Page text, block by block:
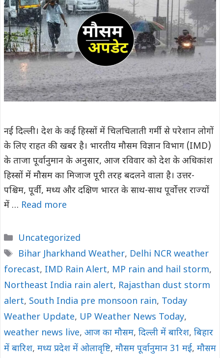
नई दिल्ली। देश के कई हिस्सों में चिलचिलाती गर्मी से परेशान लोगों
के लिए राहत की खबर है। भारतीय मौसम विज्ञान विभाग (IMD)
के ताजा पूर्वानुमान के अनुसार, आज रविवार को देश के अधिकांश
हिस्सों में मौसम का मिजाज पूरी तरह बदलने वाला है। उत्तर-
पश्चिम, पूर्वी, मध्य और दक्षिण भारत के साथ-साथ पूर्वोत्तर राज्यों
में … Read more
Categories
Uncategorized
Tags
Bihar Jharkhand Weather, Delhi NCR weather
forecast, IMD Rain Alert, MP rain and hail storm,
Northeast India rain alert, Rajasthan dust storm
alert, South India pre monsoon rain, Today
Weather Update, UP Weather News Today,
weather news live, आज का मौसम, दिल्ली में बारिश, बिहार
में बारिश, मध्य प्रदेश में ओलावृष्टि, मौसम पूर्वानुमान 31 मई, मौसम